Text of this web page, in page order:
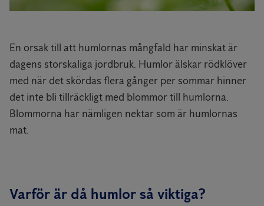
En orsak till att humlornas mångfald har minskat är
dagens storskaliga jordbruk. Humlor älskar rödklöver
med när det skördas flera gånger per sommar hinner
det inte bli tillräckligt med blommor till humlorna.
Blommorna har nämligen nektar som är humlornas
mat.
Varför är då humlor så viktiga?